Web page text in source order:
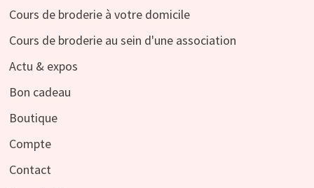
Cours de broderie à votre domicile
Cours de broderie au sein d'une association
Actu & expos
Bon cadeau
Boutique
Compte
Contact